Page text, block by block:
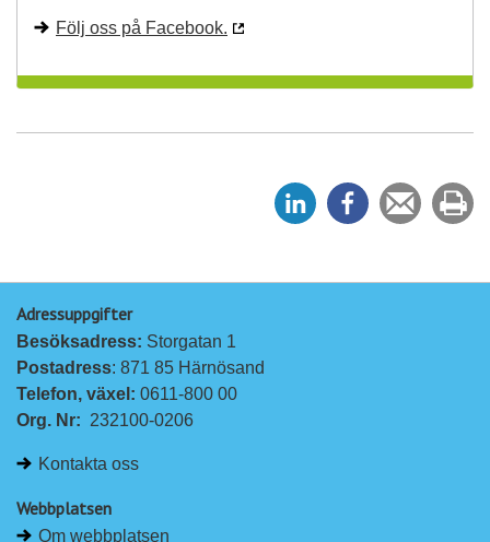
Följ oss på Facebook.
e
e
Tipsa
en
ut
Adressuppgifter
Besöksadress: Storgatan 1
Postadress: 871 85 Härnösand
Telefon, växel: 0611-800 00
Org. Nr: 232100-0206
Kontakta oss
Webbplatsen
Om webbplatsen